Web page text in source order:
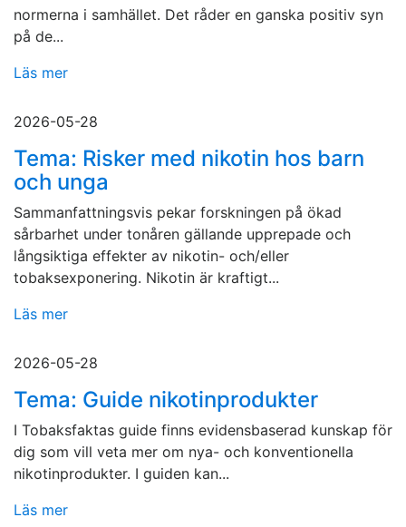
normerna i samhället. Det råder en ganska positiv syn
på de...
Läs mer
2026-05-28
Tema: Risker med nikotin hos barn
och unga
Sammanfattningsvis pekar forskningen på ökad
sårbarhet under tonåren gällande upprepade och
långsiktiga effekter av nikotin- och/eller
tobaksexponering. Nikotin är kraftigt...
Läs mer
2026-05-28
Tema: Guide nikotinprodukter
I Tobaksfaktas guide finns evidensbaserad kunskap för
dig som vill veta mer om nya- och konventionella
nikotinprodukter. I guiden kan...
Läs mer